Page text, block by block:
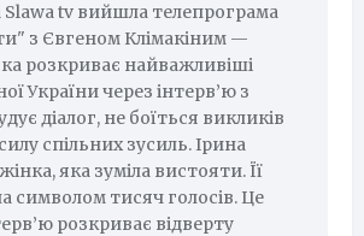
Slawa tv вийшла телепрограма
з Євгеном Клімакіним —
розкриває найважливіші
України через інтерв’ю з
діалог, не боїться викликів
спільних зусиль. Ірина
яка зуміла вистояти. Її
символом тисяч голосів. Це
розкриває відверту